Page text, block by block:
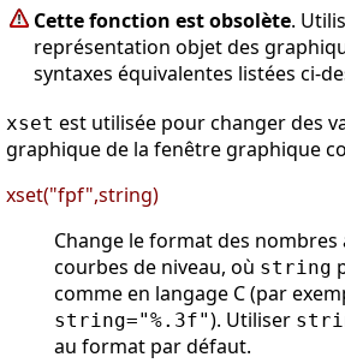
Cette fonction est obsolète.
représentation objet des
syntaxes équivalentes listées ci-
xset est utilisée pour changer des
graphique de la fenêtre graphique
xset("fpf",string)
Change le format des nombres
courbes de niveau, où string
comme en langage C (par
string="%.3f"). Utiliser
au format par défaut.